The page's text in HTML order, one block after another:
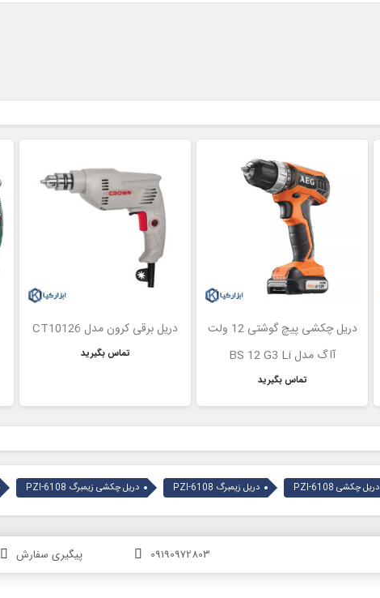
دریل چکشی پیچ گوشتی 12 ولت
آاگ مدل BS 12 G3 Li
تماس بگیرید
دریل برقی کرون مدل CT10126
تماس بگیرید
دریل چکشی PZI-6108 دریل زیمبرگ PZI-6108 دریل چکشی زیمبرگ PZI-6108
پیگیری سفارش 09190972803